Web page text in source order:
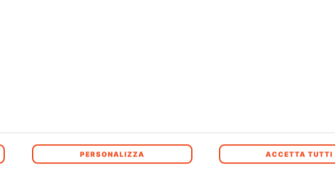
complessità e la ricchezza di tale realtà, andando oltre
culturale della regione, per mettere in scena una
rappresenta una rinnovata
con il pubblico, le istituzioni e gli operatori del settore,
Design Index e presentando i prodotti iconici che
PERSONALIZZA ACCETTA TUTTI